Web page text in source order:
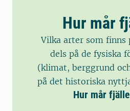
Hur mår
Vilka arter som finns
dels på de fysiska
(klimat, berggrund
på det historiska
Hur mår